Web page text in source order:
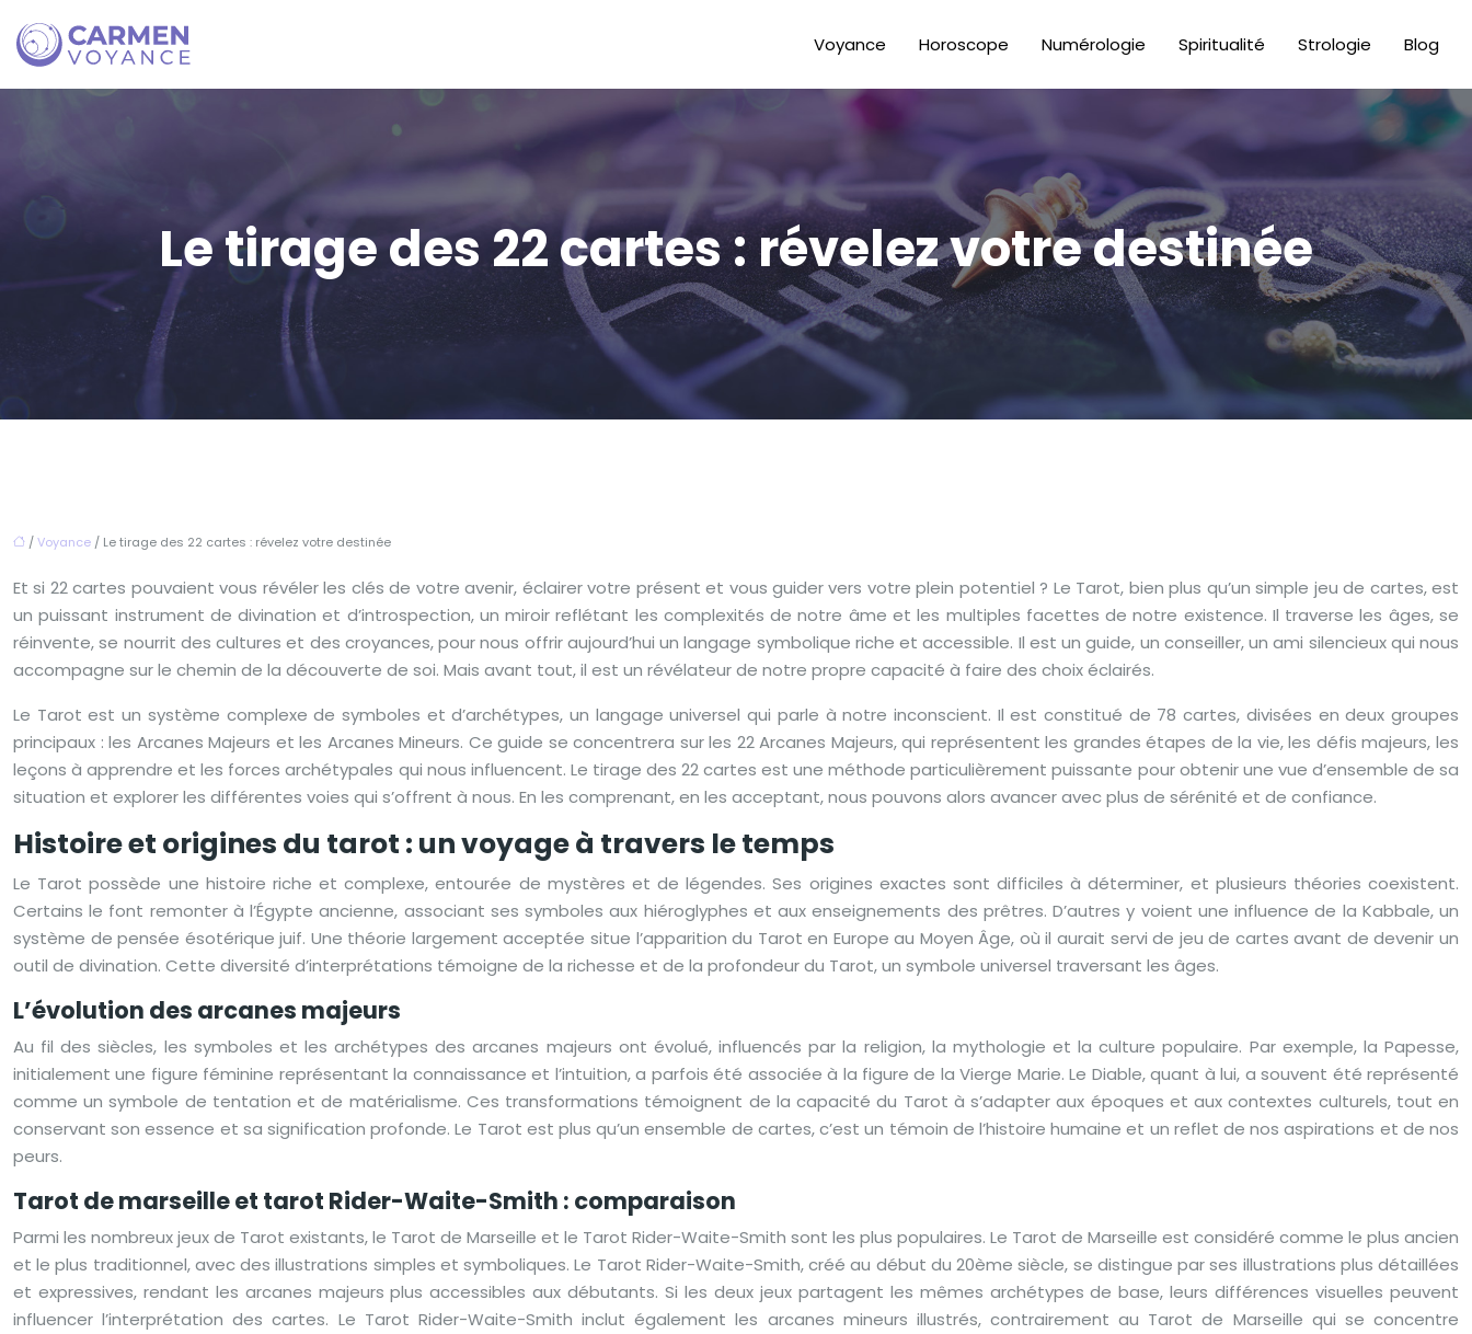
Voyance Horoscope Numérologie Spiritualité Strologie Blog
Le tirage des 22 cartes : révelez votre destinée
/Voyance / Le tirage des 22 cartes : révelez votre destinée
Et si 22 cartes pouvaient vous révéler les clés de votre avenir, éclairer votre présent et vous guider vers votre plein potentiel ? Le Tarot, bien plus qu’un simple jeu de cartes, est
un puissant instrument de divination et d’introspection, un miroir reflétant les complexités de notre âme et les multiples facettes de notre existence. Il traverse les âges, se
réinvente, se nourrit des cultures et des croyances, pour nous offrir aujourd’hui un langage symbolique riche et accessible. Il est un guide, un conseiller, un ami silencieux qui nous
accompagne sur le chemin de la découverte de soi. Mais avant tout, il est un révélateur de notre propre capacité à faire des choix éclairés.
Le Tarot est un système complexe de symboles et d’archétypes, un langage universel qui parle à notre inconscient. Il est constitué de 78 cartes, divisées en deux groupes
principaux : les Arcanes Majeurs et les Arcanes Mineurs. Ce guide se concentrera sur les 22 Arcanes Majeurs, qui représentent les grandes étapes de la vie, les défis majeurs, les
leçons à apprendre et les forces archétypales qui nous influencent. Le tirage des 22 cartes est une méthode particulièrement puissante pour obtenir une vue d’ensemble de sa
situation et explorer les différentes voies qui s’offrent à nous. En les comprenant, en les acceptant, nous pouvons alors avancer avec plus de sérénité et de confiance.
Histoire et origines du tarot : un voyage à travers le temps
Le Tarot possède une histoire riche et complexe, entourée de mystères et de légendes. Ses origines exactes sont difficiles à déterminer, et plusieurs théories coexistent.
Certains le font remonter à l’Égypte ancienne, associant ses symboles aux hiéroglyphes et aux enseignements des prêtres. D’autres y voient une influence de la Kabbale, un
système de pensée ésotérique juif. Une théorie largement acceptée situe l’apparition du Tarot en Europe au Moyen Âge, où il aurait servi de jeu de cartes avant de devenir un
outil de divination. Cette diversité d’interprétations témoigne de la richesse et de la profondeur du Tarot, un symbole universel traversant les âges.
L’évolution des arcanes majeurs
Au fil des siècles, les symboles et les archétypes des arcanes majeurs ont évolué, influencés par la religion, la mythologie et la culture populaire. Par exemple, la Papesse,
initialement une figure féminine représentant la connaissance et l’intuition, a parfois été associée à la figure de la Vierge Marie. Le Diable, quant à lui, a souvent été représenté
comme un symbole de tentation et de matérialisme. Ces transformations témoignent de la capacité du Tarot à s’adapter aux époques et aux contextes culturels, tout en
conservant son essence et sa signification profonde. Le Tarot est plus qu’un ensemble de cartes, c’est un témoin de l’histoire humaine et un reflet de nos aspirations et de nos
peurs.
Tarot de marseille et tarot Rider-Waite-Smith : comparaison
Parmi les nombreux jeux de Tarot existants, le Tarot de Marseille et le Tarot Rider-Waite-Smith sont les plus populaires. Le Tarot de Marseille est considéré comme le plus ancien
et le plus traditionnel, avec des illustrations simples et symboliques. Le Tarot Rider-Waite-Smith, créé au début du 20ème siècle, se distingue par ses illustrations plus détaillées
et expressives, rendant les arcanes majeurs plus accessibles aux débutants. Si les deux jeux partagent les mêmes archétypes de base, leurs différences visuelles peuvent
influencer l’interprétation des cartes. Le Tarot Rider-Waite-Smith inclut également les arcanes mineurs illustrés, contrairement au Tarot de Marseille qui se concentre